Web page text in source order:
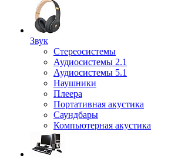
Звук
Стереосистемы
Аудиосистемы 2.1
Аудиосистемы 5.1
Наушники
Плеера
Портативная акустика
Саундбары
Компьютерная акустика